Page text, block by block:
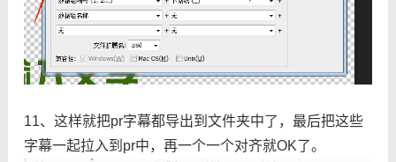
11、这样就把pr字幕都导出到文件夹中了，最后把这些
字幕一起拉入到pr中，再一个一个对齐就OK了。